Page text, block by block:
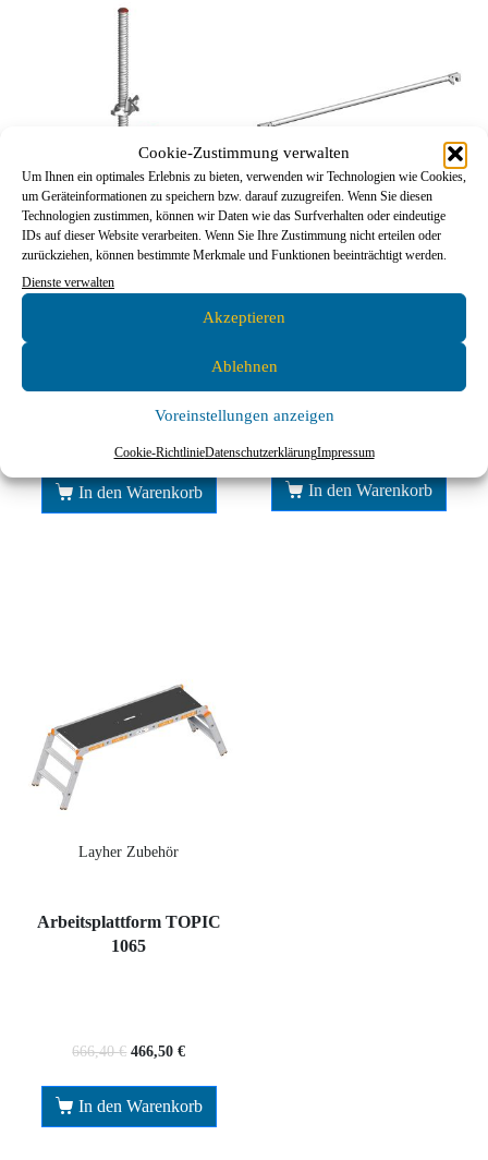
Cookie-Zustimmung verwalten
Um Ihnen ein optimales Erlebnis zu bieten, verwenden wir Technologien wie Cookies,
um Geräteinformationen zu speichern bzw. darauf zuzugreifen. Wenn Sie diesen
Technologien zustimmen, können wir Daten wie das Surfverhalten oder eindeutige
IDs auf dieser Website verarbeiten. Wenn Sie Ihre Zustimmung nicht erteilen oder
zurückziehen, können bestimmte Merkmale und Funktionen beeinträchtigt werden.
Dienste verwalten
Akzeptieren
Ablehnen
Voreinstellungen anzeigen
Cookie-RichtlinieDatenschutzerklärungImpressum
Layher Ausbau- und Einzelteile,
Layher Fahrgerüst, Layher
Zubehör
In den Warenkorb
Layher Zubehör
In den Warenkorb
Layher Zubehör
Arbeitsplattform TOPIC
1065
666,40€ 466,50€
In den Warenkorb